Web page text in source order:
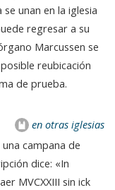
unan en la iglesia
regresar a su
Marcussen se
reubicación
de prueba.
en otras iglesias
campana de
dice: «In
MVCXXIII sin ick